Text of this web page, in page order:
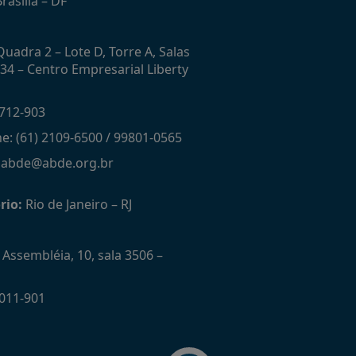
2 – Lote D, Torre A, Salas
– Centro Empresarial Liberty
903
(61) 2109-6500 / 99801-0565
Rio de Janeiro – RJ
10, sala 3506 –
901